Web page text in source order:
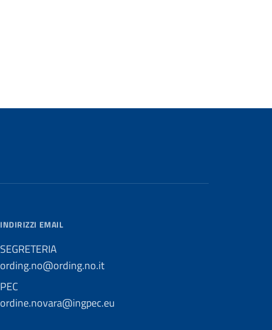
INDIRIZZI EMAIL
SEGRETERIA
ording.no@ording.no.it
PEC
ordine.novara@ingpec.eu